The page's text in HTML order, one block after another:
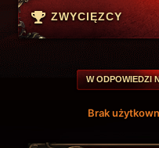
ZWYCIĘZCY
W ODPOWIEDZI
Brak